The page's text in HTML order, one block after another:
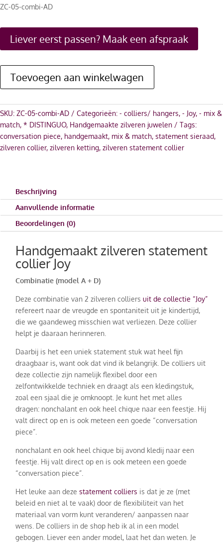
ZC-05-combi-AD
Liever eerst passen? Maak een afspraak
Toevoegen aan winkelwagen
SKU: ZC-05-combi-AD Categorieën: - colliers/ hangers, - Joy, - mix &
match, * DISTINGUO, Handgemaakte zilveren juwelen
Tags:
conversation piece, handgemaakt, mix & match, statement sieraad,
zilveren collier, zilveren ketting, zilveren statement collier
Beschrijving
Aanvullende informatie
Beoordelingen (0)
Handgemaakt zilveren statement
collier Joy
Combinatie (model A + D)
Deze combinatie van 2 zilveren colliers uit de collectie “Joy”
refereert naar de vreugde en spontaniteit uit je kindertijd,
die we gaandeweg misschien wat verliezen. Deze collier
helpt je daaraan herinneren.
Daarbij is het een uniek statement stuk wat heel fijn
draagbaar is, want ook dat vind ik belangrijk. De colliers uit
deze collectie zijn namelijk flexibel door een
zelfontwikkelde techniek en draagt als een kledingstuk,
zoal een sjaal die je omknoopt. Je kunt het met alles
dragen: nonchalant en ook heel chique naar een feestje. Hij
valt direct op en is ook meteen een goede “conversation
piece”.
nonchalant en ook heel chique bij avond kledij naar een
feestje. Hij valt direct op en is ook meteen een goede
“conversation piece”.
Het leuke aan deze statement colliers is dat je ze (met
beleid en niet al te vaak) door de flexibiliteit van het
materiaal van vorm kunt veranderen/ aanpassen naar
wens. De colliers in de shop heb ik al in een model
gebogen. Liever een ander model, laat het dan weten. Je